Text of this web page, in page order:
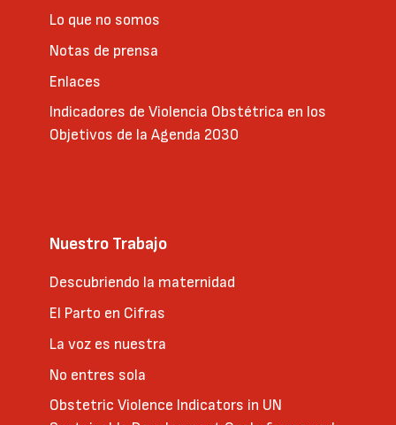
Lo que no somos
Notas de prensa
Enlaces
Indicadores de Violencia Obstétrica en los
Objetivos de la Agenda 2030
Nuestro Trabajo
Descubriendo la maternidad
El Parto en Cifras
La voz es nuestra
No entres sola
Obstetric Violence Indicators in UN